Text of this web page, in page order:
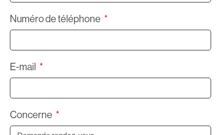
Numéro de téléphone
E-mail
Concerne